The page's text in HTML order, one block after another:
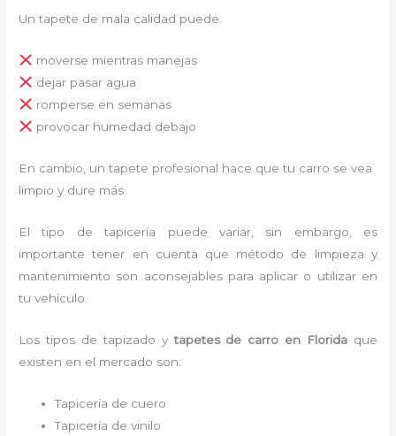
Un tapete de mala calidad puede:
moverse mientras manejas
dejar pasar agua
romperse en semanas
provocar humedad debajo
En cambio, un tapete profesional hace que tu carro se vea
limpio y dure más.
El tipo de tapicería puede variar, sin embargo, es
importante tener en cuenta que método de limpieza y
mantenimiento son aconsejables para aplicar o utilizar en
tu vehículo.
Los tipos de tapizado ytapetes de carro en Florida que
existen en el mercado son:
Tapicería de cuero
Tapicería de vinilo